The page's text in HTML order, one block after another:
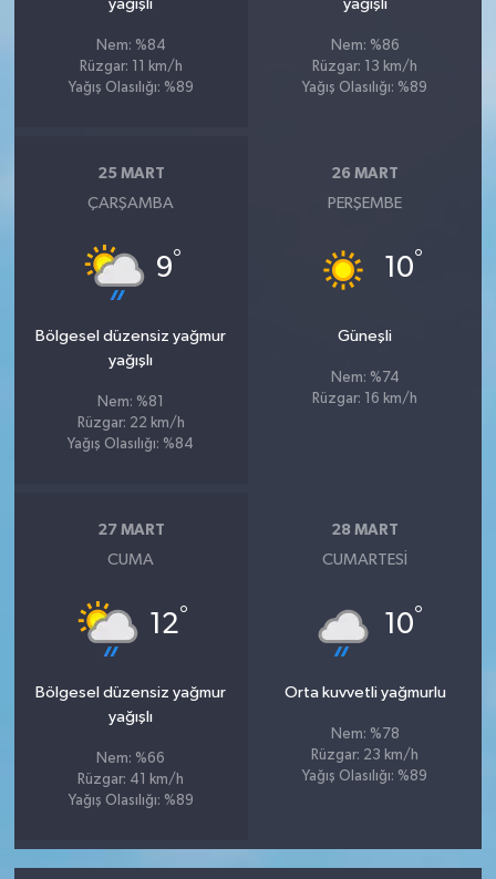
yağışlı
Nem: %84
Rüzgar: 11 km/h
Yağış Olasılığı: %89
yağışlı
Nem: %86
Rüzgar: 13 km/h
Yağış Olasılığı: %89
25 MART
ÇARŞAMBA
9°
Bölgesel düzensiz yağmur
yağışlı
Nem: %81
Rüzgar: 22 km/h
Yağış Olasılığı: %84
26 MART
PERŞEMBE
10°
Güneşli
Nem: %74
Rüzgar: 16 km/h
27 MART
CUMA
12°
Bölgesel düzensiz yağmur
yağışlı
Nem: %66
Rüzgar: 41 km/h
Yağış Olasılığı: %89
28 MART
CUMARTESI
10°
Orta kuvvetli yağmurlu
Nem: %78
Rüzgar: 23 km/h
Yağış Olasılığı: %89